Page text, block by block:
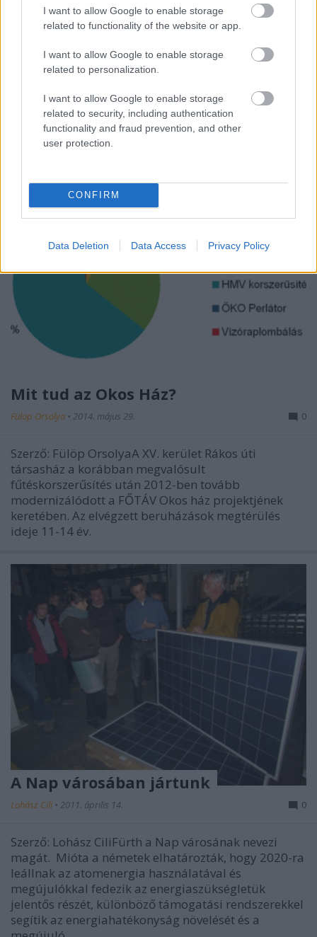
I want to allow Google to enable storage
related to functionality of the website or app.
I want to allow Google to enable storage
related to personalization.
I want to allow Google to enable storage
related to security, including authentication
functionality and fraud prevention, and other
user protection.
CONFIRM
Data Deletion Data Access Privacy Policy
Fülöp Orsolya• 2015. január 14.
Szerző: Fülöp OrsolyaKorrupt kormányok előnyben
részesítik a centralizált, tőkeintenzív
gigaberuházásokat, hiszen nagy korrupciós
nyereségre lehet így szert tenni – különösen, ha a
beruházó maga az állam. Az atomerőmű-építés
ennek iskolapéldája. Ezzel szemben a megújulós
projektek – mint amilyenek a…
Mit tud az Okos Ház?
Fülöp Orsolya • 2014. május 29. 0
Szerző: Fülöp OrsolyaA XV. kerület Rákos úti
társasház a korábban megvalósult
fűtéskorszerűsítés után 2012-ben tovább
modernizálódott a FŐTÁV Okos ház projektjének
keretében. Az elvégzett beruházások megtérülés
ideje 11-14 év.
A Nap városában jártunk
Lohász Cili • 2011. április 14. 0
Szerző: Lohász CiliFürth a Nap városának nevezi
magát. Mióta a németek elhatározták, hogy 2020-ra
leállnak az atomenergia használatával és
megújulókkal fedezik az energiaszükségletük
jelentős részét, különböző támogatási rendszerekkel
segítik az energiahatékonyság növelését és a